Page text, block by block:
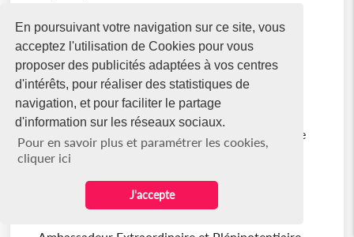
En poursuivant votre navigation sur ce site, vous
acceptez l'utilisation de Cookies pour vous
proposer des publicités adaptées à vos centres
d'intérêts, pour réaliser des statistiques de
navigation, et pour faciliter le partage
d'information sur les réseaux sociaux.
Pour en savoir plus et paramétrer les cookies,
cliquer ici
J'accepte
Monsieur Robert John MARSHALL,
Ambassadeur Extraordinaire et Plénipotentiaire
de Sa Majesté du Royaume-Uni de Grande-
Bretagne et d’Irlande du Nord près la République
de Côte d’Ivoire, avec résidence à Abidjan ;